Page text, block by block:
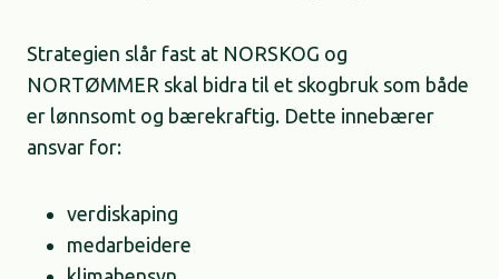
Strategien slår fast at NORSKOG og
NORTØMMER skal bidra til et skogbruk som både
er lønnsomt og bærekraftig. Dette innebærer
ansvar for:
verdiskaping
medarbeidere